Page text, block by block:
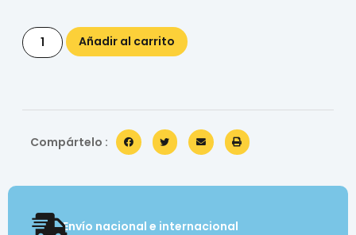
Añadir al carrito
Compártelo :
Envío nacional e internacional